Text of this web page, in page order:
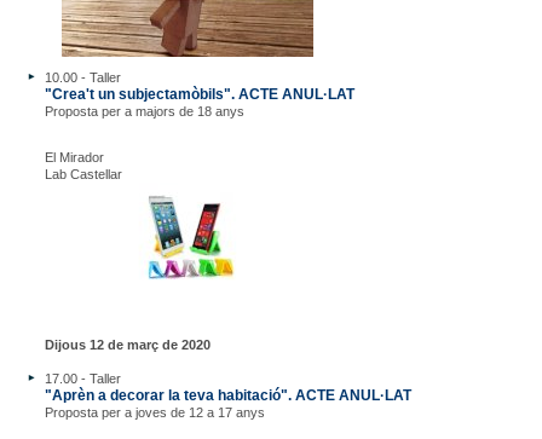
10.00 - Taller
"Crea't un subjectamòbils". ACTE ANUL·LAT
Proposta per a majors de 18 anys
El Mirador
Lab Castellar
Dijous 12 de març de 2020
17.00 - Taller
"Aprèn a decorar la teva habitació". ACTE ANUL·LAT
Proposta per a joves de 12 a 17 anys